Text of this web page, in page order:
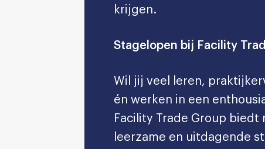
krijgen.
Stagelopen bij Facility
Wil jij veel leren,
én werken in een
Facility Trade Group biedt
leerzame en uitdagende